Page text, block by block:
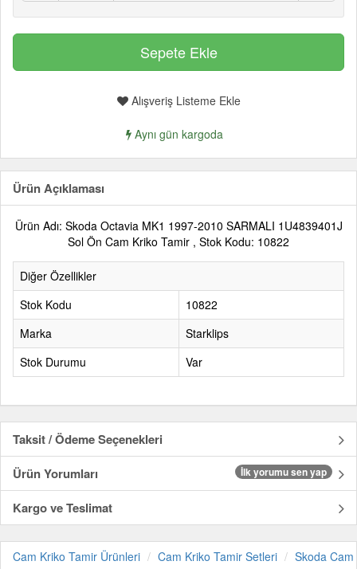
Alışveriş Listeme Ekle
Aynı gün kargoda
Ürün Açıklaması
Ürün Adı: Skoda Octavia MK1 1997-2010 SARMALI 1U4839401J
Sol Ön Cam Kriko Tamir , Stok Kodu: 10822
Diğer Özellikler
Stok Kodu
10822
Marka
Starklips
Stok Durumu
Var
Taksit / Ödeme Seçenekleri
Ürün Yorumları
İlk yorumu sen yap
Kargo ve Teslimat
Cam Kriko Tamir Ürünleri Cam Kriko Tamir Setleri Skoda